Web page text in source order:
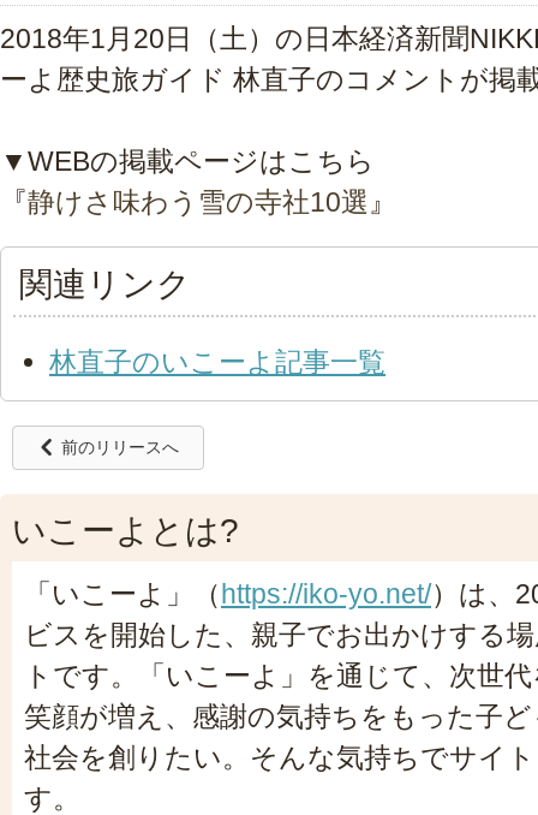
2018年1月20日（土）の日本経済新聞
ーよ歴史旅ガイド 林直子のコメントが掲
▼WEBの掲載ページはこちら
『静けさ味わう雪の寺社10選 』
関連リンク
林直子のいこーよ記事一覧
前のリリースへ
いこーよとは?
「いこーよ」（https://iko-yo.net/）は、
ビスを開始した、親子でお出かけする
トです。「いこーよ」を通じて、次世
笑顔が増え、感謝の気持ちをもった子
社会を創りたい。そんな気持ちでサイ
す。